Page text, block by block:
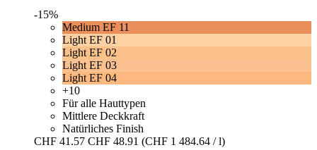
-15%
Medium EF 11
Light EF 01
Light EF 02
Light EF 03
Light EF 04
+10
Für alle Hauttypen
Mittlere Deckkraft
Natürliches Finish
CHF 41.57 CHF 48.91 (CHF 1 484.64 / l)